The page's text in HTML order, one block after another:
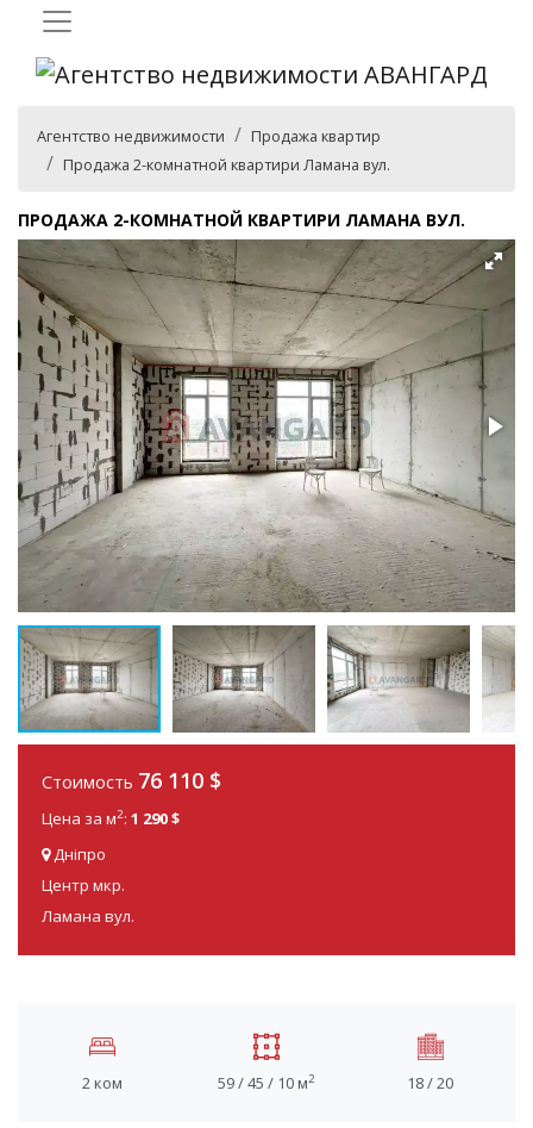
Агентство недвижимости
Продажа квартир
Продажа 2-комнатной квартири Ламана вул.
ПРОДАЖА 2-КОМНАТНОЙ КВАРТИРИ ЛАМАНА ВУЛ.
Стоимость 76 110 $
Цена за м2: 1 290 $
Дніпро
Центр мкр.
Ламана вул.
2 ком 59 / 45 / 10 м2 18 / 20